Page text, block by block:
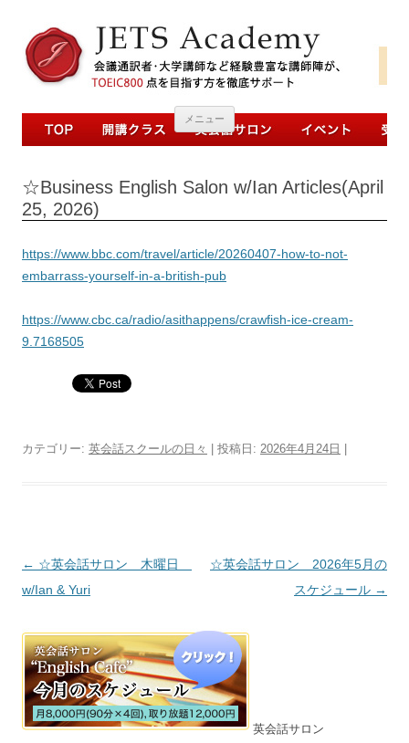
メニュー コンテンツへ移動
☆Business English Salon w/Ian Articles(April
25, 2026)
https://www.bbc.com/travel/article/20260407-how-to-not-
embarrass-yourself-in-a-british-pub
https://www.cbc.ca/radio/asithappens/crawfish-ice-cream-
9.7168505
カテゴリー: 英会話スクールの日々 | 投稿日: 2026年4月24日
投稿ナビゲーション
← ☆英会話サロン 木曜日
w/Ian & Yuri
☆英会話サロン 2026年5月の
スケジュール →
英会話サロン